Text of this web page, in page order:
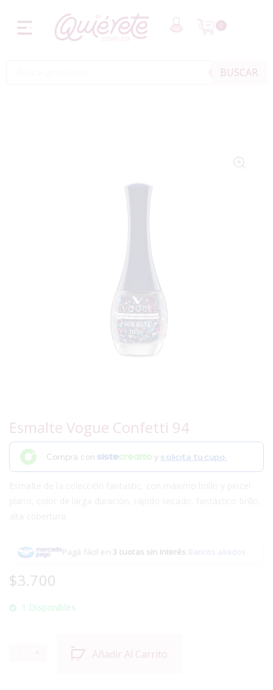
0
BUSCAR
Esmalte Vogue Confetti 94
Compra con y solicita tu cupo.
Pagá fácil en 3 cuotas sin interés.Bancos aliados
$3.700
1 Disponibles
Añadir Al Carrito